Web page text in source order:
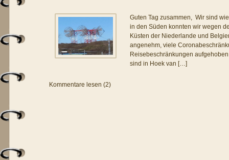
Guten Tag zusammen, Wir sind
in den Süden konnten wir wegen
Küsten der Niederlande und
angenehm, viele
Reisebeschränkungen
sind in Hoek van […]
Kommentare lesen (2)